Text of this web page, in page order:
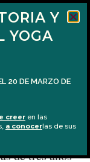
Mā
sorprendo a
de tres años
Y
YOGA
20 DE MARZO DE
creer en las
a conocerlas de sus